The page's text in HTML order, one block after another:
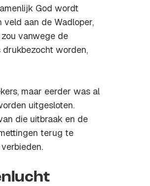
God wordt
aan de Wadloper,
vanwege de
worden,
maar eerder was al
uitgesloten.
die uitbraak en de
terug te